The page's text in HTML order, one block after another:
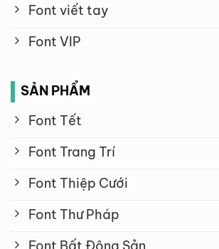
Font viết tay
Font VIP
SẢN PHẨM
Font Tết
Font Trang Trí
Font Thiệp Cưới
Font Thư Pháp
Font Bất Động Sản